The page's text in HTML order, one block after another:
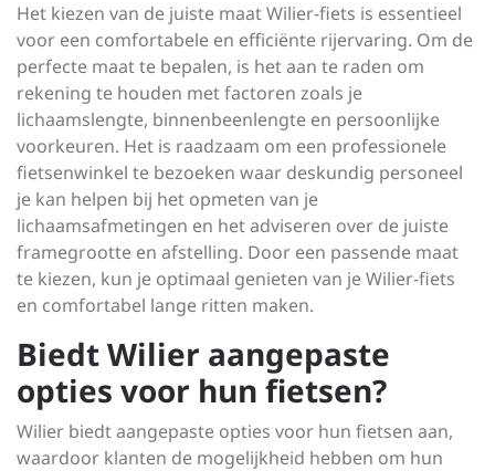
Het kiezen van de juiste maat Wilier-fiets is essentieel
voor een comfortabele en efficiënte rijervaring. Om de
perfecte maat te bepalen, is het aan te raden om
rekening te houden met factoren zoals je
lichaamslengte, binnenbeenlengte en persoonlijke
voorkeuren. Het is raadzaam om een professionele
fietsenwinkel te bezoeken waar deskundig personeel
je kan helpen bij het opmeten van je
lichaamsafmetingen en het adviseren over de juiste
framegrootte en afstelling. Door een passende maat
te kiezen, kun je optimaal genieten van je Wilier-fiets
en comfortabel lange ritten maken.
Biedt Wilier aangepaste
opties voor hun fietsen?
Wilier biedt aangepaste opties voor hun fietsen aan,
waardoor klanten de mogelijkheid hebben om hun